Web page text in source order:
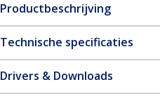
Productbeschrijving
Technische specificaties
Drivers & Downloads